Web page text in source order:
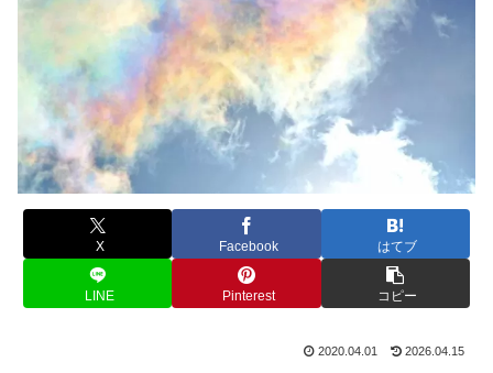
X Facebook はてブ
LINE Pinterest コピー
2020.04.01 2026.04.15